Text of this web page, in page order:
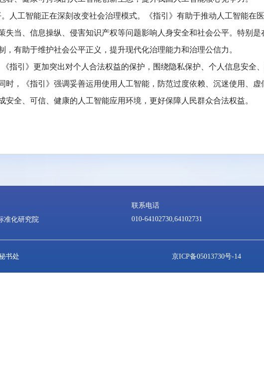
。《指引》的出台有助于进一步规范人工智能产业发展秩序，
序竞争、低水平重复建设以及因安全问题导致的产业风险，增强
信任度，推动人工智能实现规范、有序、可持续发展。
建设。《指引》并非限制技术创新，而是强调安全与发展并重
计阶段，有助于推动可信人工智能、隐私计算、可解释算法、安
放包容、健康可持续的人工智能创新生态，提升我国人工智能核心
。同时，《指引》强调妥善运用使用人工智能，防范过度依赖
形成安全、可信、健康的人工智能应用环境，更好保障人民群众